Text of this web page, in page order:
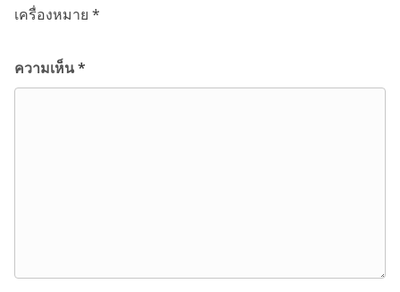
เครื่องหมาย *
ความเห็น*